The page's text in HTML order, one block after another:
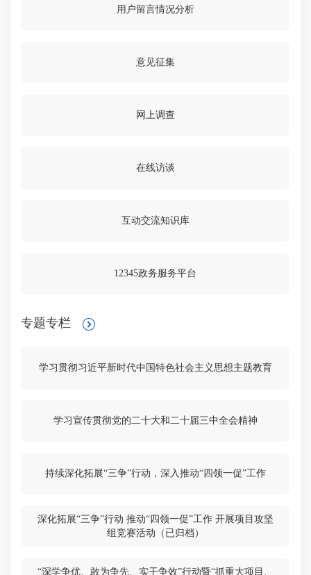
用户留言情况分析
意见征集
网上调查
在线访谈
互动交流知识库
12345政务服务平台
专题专栏
学习贯彻习近平新时代中国特色社会主义思想主题教育
学习宣传贯彻党的二十大和二十届三中全会精神
持续深化拓展“三争”行动，深入推动“四领一促”工作
深化拓展“三争”行动 推动“四领一促”工作 开展项目攻坚
组竞赛活动（已归档）
“深学争优、敢为争先、实干争效”行动暨“抓重大项目、